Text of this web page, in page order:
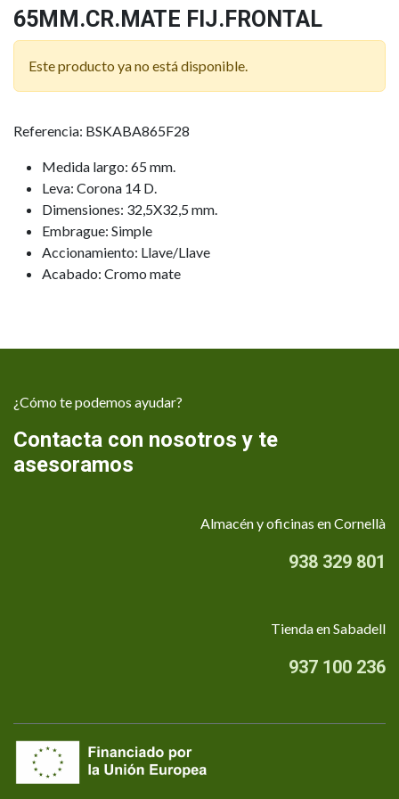
65MM.CR.MATE FIJ.FRONTAL
Este producto ya no está disponible.
Referencia: BSKABA865F28
Medida largo: 65 mm.
Leva: Corona 14 D.
Dimensiones: 32,5X32,5 mm.
Embrague: Simple
Accionamiento: Llave/Llave
Acabado: Cromo mate
¿Cómo te podemos ayudar?
Contacta con nosotros y te
asesoramos
Almacén y oficinas en Cornellà
938 329 801
Tienda en Sabadell
937 100 236